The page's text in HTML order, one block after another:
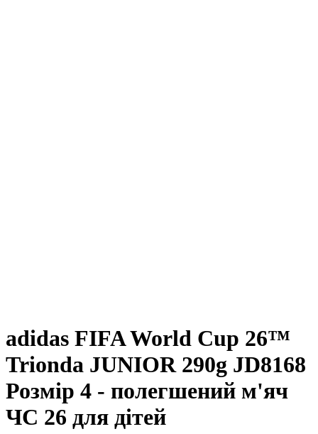
adidas FIFA World Cup 26™
Trionda JUNIOR 290g JD8168
Розмір 4 - полегшений м'яч
ЧС 26 для дітей